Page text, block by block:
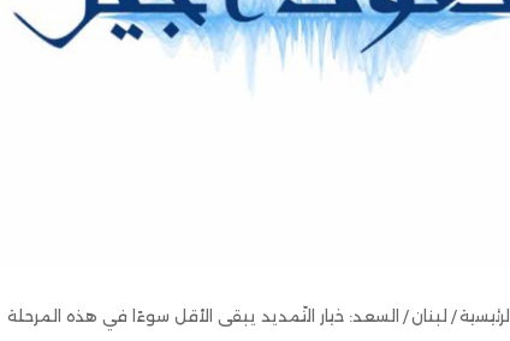
الرئيسية / لبنان / السعد: خيار التّمديد يبقى الأقل سوءًا في هذه المرحلة